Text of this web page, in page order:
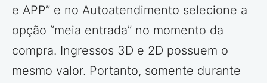
e APP” e no Autoatendimento selecione a
opção “meia entrada” no momento da
compra. Ingressos 3D e 2D possuem o
mesmo valor. Portanto, somente durante